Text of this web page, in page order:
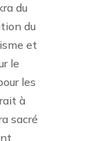
du
du
et
le
les
à
sacré